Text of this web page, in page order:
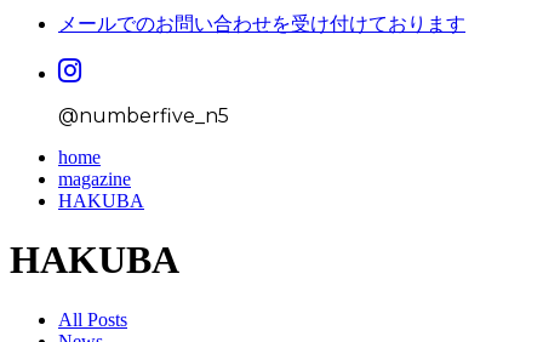
メールでのお問い合わせを受け付けております
@numberfive_n5
home
magazine
HAKUBA
HAKUBA
All Posts